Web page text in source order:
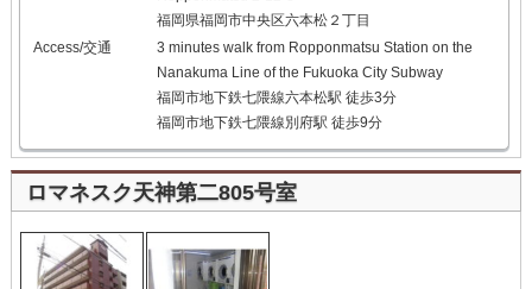
福岡県福岡市中央区六本松２丁目
Access/交通
3 minutes walk from Ropponmatsu Station on the
Nanakuma Line of the Fukuoka City Subway
福岡市地下鉄七隈線六本松駅 徒歩3分
福岡市地下鉄七隈線別府駅 徒歩9分
ロマネスク天神第二805号室